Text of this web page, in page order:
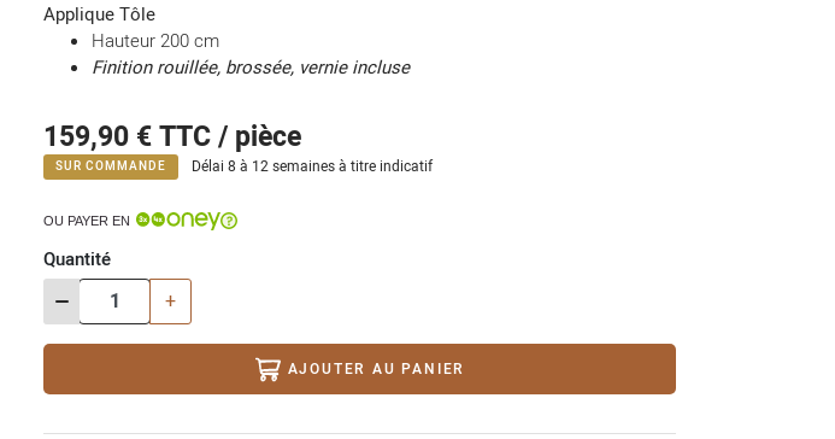
Applique Tôle
Hauteur 200 cm
Finition rouillée, brossée, vernie incluse
159,90 €TTC / pièce
SUR COMMANDE Délai 8 à 12 semaines à titre indicatif
OU PAYER EN
Quantité
- +
AJOUTER AU PANIER